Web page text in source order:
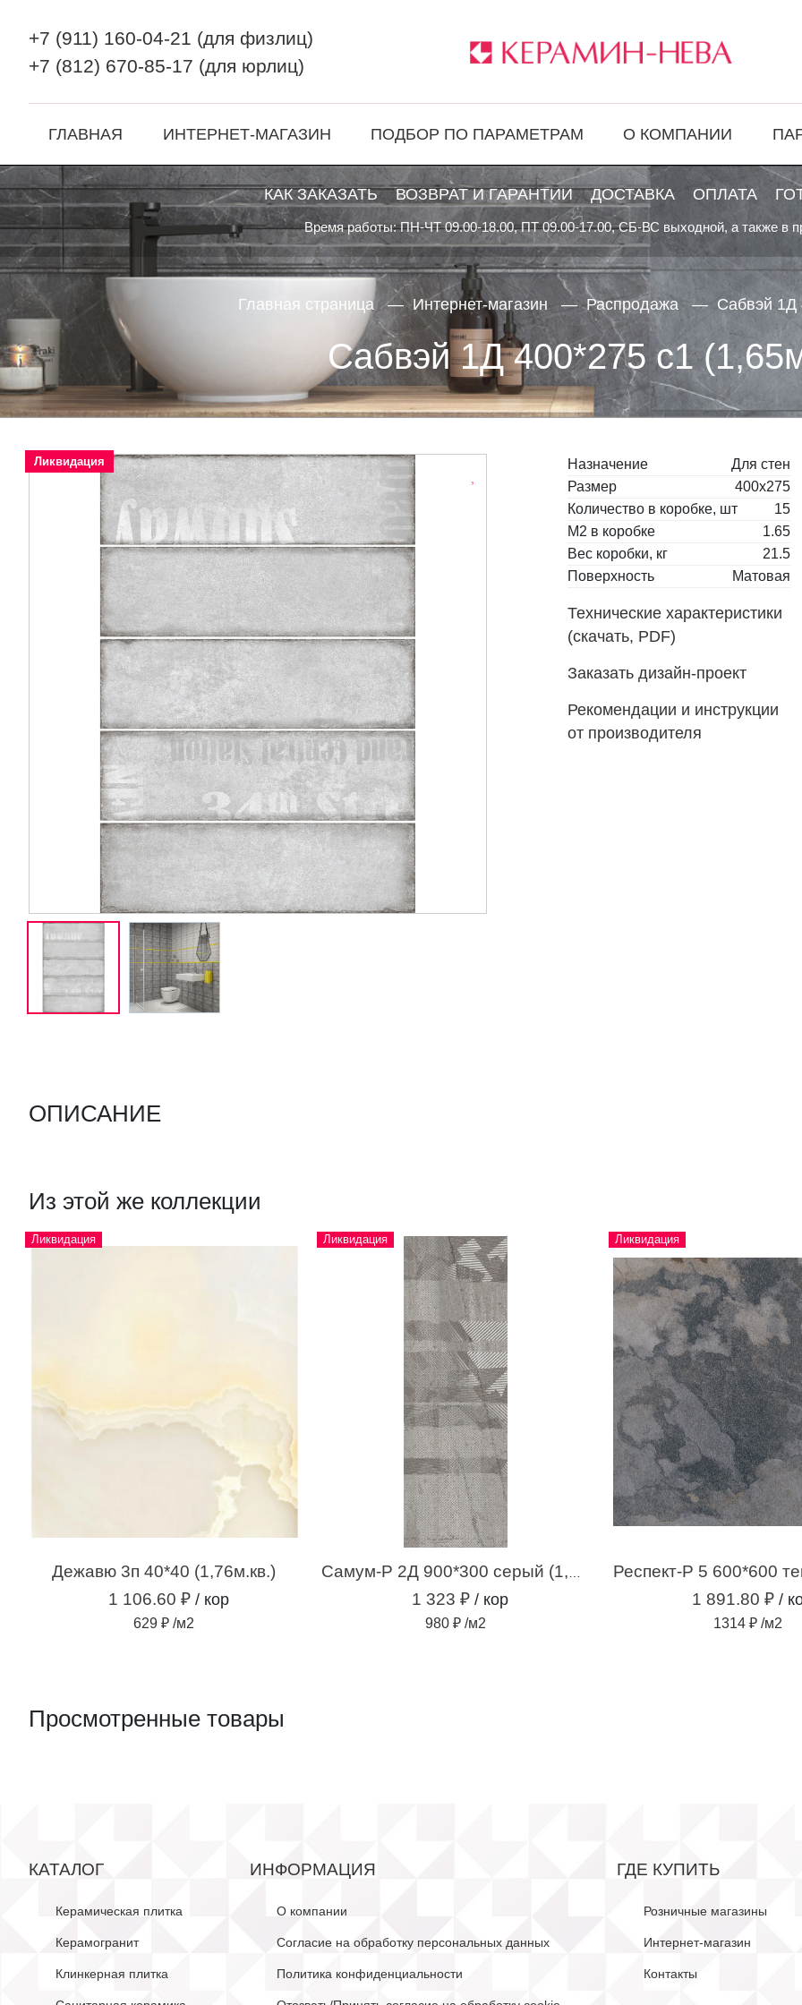
+7 (911) 160-04-21 (для физлиц)
+7 (812) 670-85-17 (для юрлиц)
ГЛАВНАЯ ИНТЕРНЕТ-МАГАЗИН ПОДБОР ПО ПАРАМЕТРАМ О КОМПАНИИ
КАК ЗАКАЗАТЬ ВОЗВРАТ И ГАРАНТИИ ДОСТАВКА ОПЛАТА
Время работы: ПН-ЧТ 09.00-18.00, ПТ 09.00-17.00, СБ-ВС выходной, а также в
Главная страница Интернет-магазин Распродажа Сабвэй 1Д
Сабвэй 1Д 400*275 с1
Ликвидация Назначение
Для стен
Размер
400x275
Количество в коробке, шт
15
М2 в коробке
1.65
Вес коробки, кг
21.5
Поверхность
Матовая
Технические характеристики
(скачать, PDF)
Заказать дизайн-проект
Рекомендации и инструкции
от производителя
ОПИСАНИЕ
Из этой же коллекции
Ликвидация
Дежавю 3п 40*40 (1,76м.кв.)
1 106.60 ₽ / кор
629 ₽ /м2
Ликвидация
1 323 ₽ / кор
980 ₽ /м2
Ликвидация
1 891.80 ₽ /
1314 ₽ /м2
Просмотренные товары
КАТАЛОГ
Керамическая плитка
Керамогранит
Клинкерная плитка
ИНФОРМАЦИЯ
О компании
Согласие на обработку персональных данных
Политика конфиденциальности
ГДЕ КУПИТЬ
Розничные магазины
Интернет-магазин
Контакты